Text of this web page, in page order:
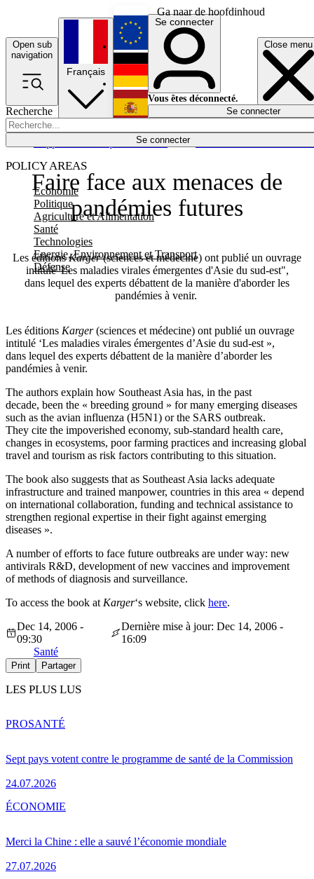
Ga naar de hoofdinhoud
Open sub
navigation
Close menu
Recherche
Se connecter
POLICY AREAS
Economie
Politique
Agriculture et Alimentation
Santé
Technologies
Energie, Environnement et Transport
Défense
Économie
Français
English
Deutsch
Español
Se connecter
Vous êtes déconnecté.
Se connecter
Faire face aux menaces de
pandémies futures
Les éditionsKarger(sciences et médecine) ont publié un ouvrage
intitulé 'Les maladies virales émergentes d'Asie du sud-est",
dans lequel des experts débattent de la manière d'aborder les
pandémies à venir.
Les éditions Karger(sciences et médecine) ont publié un ouvrage
intitulé ‘Les maladies virales émergentes d’Asie du sud-est »,
dans lequel des experts débattent de la manière d’aborder les
pandémies à venir.
The authors explain how Southeast Asia has, in the past
decade, been the « breeding ground » for many emerging diseases
such as the avian influenza (H5N1) or the SARS outbreak.
They cite the impoverished economy, sub-standard health care,
changes in ecosystems, poor farming practices and increasing global
travel and tourism as risk factors contributing to this situation.
The book also suggests that as Southeast Asia lacks adequate
infrastructure and trained manpower, countries in this area « depend
on international collaboration, funding and technical assistance to
strengthen regional expertise in their fight against emerging
diseases ».
A number of efforts to face future outbreaks are under way: new
antivirals R&D, development of new vaccines and improvement
of methods of diagnosis and surveillance.
To access the book at Karger‘s website, click here.
Dec 14, 2006 -
09:30
Dernière mise à jour: Dec 14, 2006 -
16:09
Santé
Print Partager
LES PLUS LUS
Sept pays votent contre le programme de santé de la Commission
24.07.2026
PROSANTÉ
Merci la Chine : elle a sauvé l’économie mondiale
27.07.2026
ÉCONOMIE